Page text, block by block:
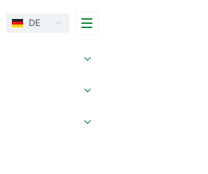
DE Menu